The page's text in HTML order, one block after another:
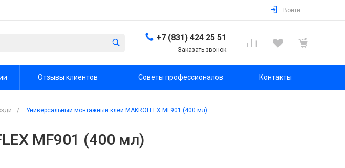
Войти
+7 (831) 424 25 51
Заказать звонок
Отзывы клиентов Советы профессионалов Контакты
/ Универсальный монтажный клей MAKROFLEX MF901 (400 мл)
MF901 (400 мл)